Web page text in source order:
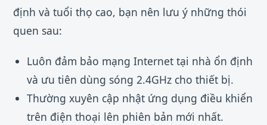
định và tuổi thọ cao, bạn nên lưu ý những thói
quen sau:
Luôn đảm bảo mạng Internet tại nhà ổn định
và ưu tiên dùng sóng 2.4GHz cho thiết bị.
Thường xuyên cập nhật ứng dụng điều khiển
trên điện thoại lên phiên bản mới nhất.